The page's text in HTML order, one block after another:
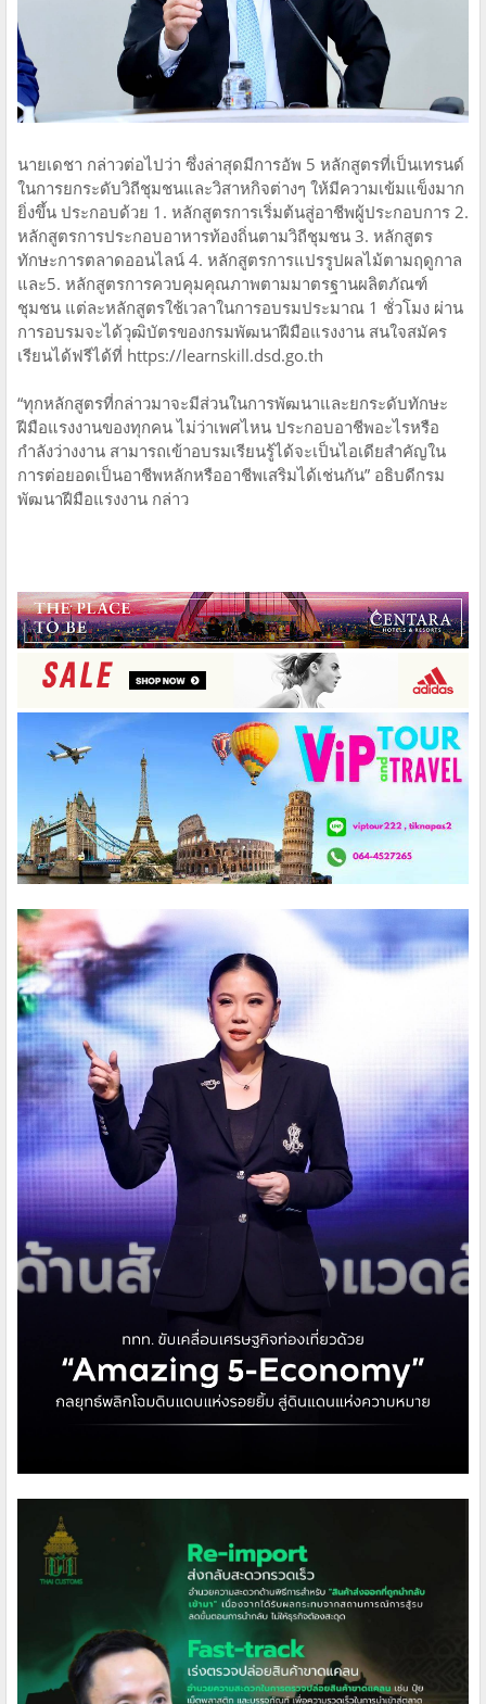
นายเดชา กล่าวต่อไปว่า ซึ่งล่าสุดมีการอัพ 5 หลักสูตรที่เป็นเทรนด์
ในการยกระดับวิถีชุมชนและวิสาหกิจต่างๆ ให้มีความเข้มแข็งมาก
ยิ่งขึ้น ประกอบด้วย 1. หลักสูตรการเริ่มต้นสู่อาชีพผู้ประกอบการ 2.
หลักสูตรการประกอบอาหารท้องถิ่นตามวิถีชุมชน 3. หลักสูตร
ทักษะการตลาดออนไลน์ 4. หลักสูตรการแปรรูปผลไม้ตามฤดูกาล
และ5. หลักสูตรการควบคุมคุณภาพตามมาตรฐานผลิตภัณฑ์
ชุมชน แต่ละหลักสูตรใช้เวลาในการอบรมประมาณ 1 ชั่วโมง ผ่าน
การอบรมจะได้วุฒิบัตรของกรมพัฒนาฝีมือแรงงาน สนใจสมัคร
เรียนได้ฟรีได้ที่ https://learnskill.dsd.go.th
“ทุกหลักสูตรที่กล่าวมาจะมีส่วนในการพัฒนาและยกระดับทักษะ
ฝีมือแรงงานของทุกคน ไม่ว่าเพศไหน ประกอบอาชีพอะไรหรือ
กำลังว่างงาน สามารถเข้าอบรมเรียนรู้ได้จะเป็นไอเดียสำคัญใน
การต่อยอดเป็นอาชีพหลักหรืออาชีพเสริมได้เช่นกัน” อธิบดีกรม
พัฒนาฝีมือแรงงาน กล่าว